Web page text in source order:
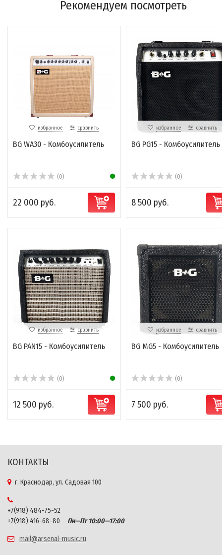
Рекомендуем посмотреть
избранное сравнить
BG WA30 - Комбоусилитель
(0)
22 000 руб.
избранное сравнить
BG PG15 - Комбоусилитель
(0)
8 500 руб.
избранное сравнить
BG PAN15 - Комбоусилитель
(0)
12 500 руб.
избранное сравнить
BG MG5 - Комбоусилитель
(0)
7 500 руб.
КОНТАКТЫ
г. Краснодар, ул. Садовая 100
+7(918) 484-75-52
+7(918) 416-68-80
Пн—Пт 10:00—17:00
mail@arsenal-music.ru